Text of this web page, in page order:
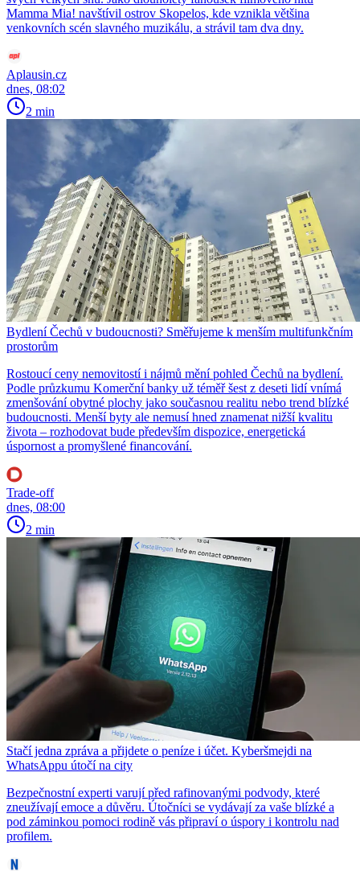
Mamma Mia! navštívil ostrov Skopelos, kde vznikla většina
venkovních scén slavného muzikálu, a strávil tam dva dny.
Aplausin.cz
dnes, 08:02
2 min
Bydlení Čechů v budoucnosti? Směřujeme k menším multifunkčním
prostorům
Rostoucí ceny nemovitostí i nájmů mění pohled Čechů na bydlení.
Podle průzkumu Komerční banky už téměř šest z deseti lidí vnímá
zmenšování obytné plochy jako současnou realitu nebo trend blízké
budoucnosti. Menší byty ale nemusí hned znamenat nižší kvalitu
života – rozhodovat bude především dispozice, energetická
úspornost a promyšlené financování.
Trade-off
dnes, 08:00
2 min
Stačí jedna zpráva a přijdete o peníze i účet. Kyberšmejdi na
WhatsAppu útočí na city
Bezpečnostní experti varují před rafinovanými podvody, které
zneužívají emoce a důvěru. Útočníci se vydávají za vaše blízké a
pod záminkou pomoci rodině vás připraví o úspory i kontrolu nad
profilem.